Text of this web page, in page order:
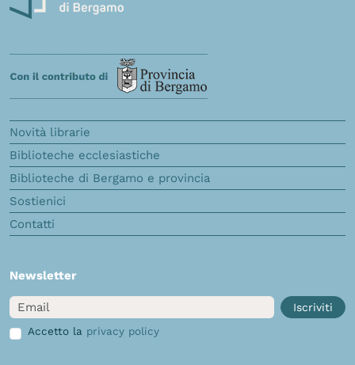
Novità librarie
Biblioteche ecclesiastiche
Biblioteche di Bergamo e provincia
Sostienici
Contatti
Newsletter
Email
Iscriviti
Accetto la privacy policy